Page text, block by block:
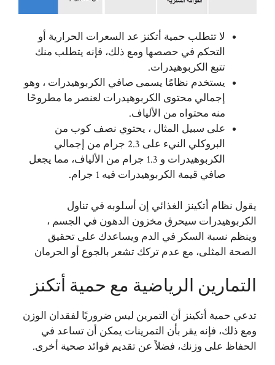
لا تتطلب حمية أتكنز عد السعرات الحرارية أو
التحكم في حصصها ومع ذلك، فإنه يتطلب منك
تتبع الكربوهيدرات.
يستخدم نظامًا يسمى صافي الكربوهيدرات ، وهو
إجمالي محتوى الكربوهيدرات لعنصر ما مطروحًا
منه محتواه من الألياف.
على سبيل المثال ، يحتوي نصف كوب من
البروكلي النيء على 2.3 جرام من إجمالي
الكربوهيدرات و 1.3 جرام من الألياف، مما يجعل
صافي قيمة الكربوهيدرات فيه 1 جرام.
يقول نظام أتكينز الغذائي إن أسلوبه في تناول
الكربوهيدرات سيحرق مخزون الدهون في الجسم ،
وينظم نسبة السكر في الدم ويساعدك على تحقيق
الصحة المثلى، مع عدم تركك تشعر بالجوع أو الحرمان
التمارين الرياضية مع حمية أتكنز
تدعي حمية أتكينز أن التمرين ليس ضروريًا لفقدان الوزن
ومع ذلك، فإنه يقر بأن التمرينات يمكن أن تساعد في
الحفاظ على وزنك، فضلاً عن تقديم فوائد صحية أخرى.